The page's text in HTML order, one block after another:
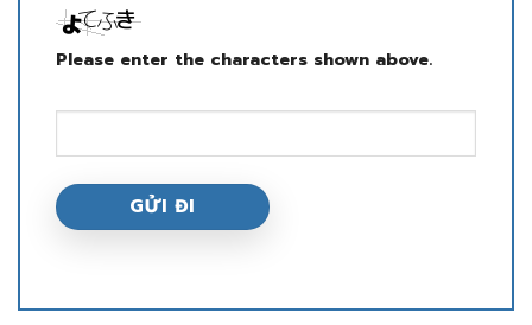
Please enter the characters shown above.